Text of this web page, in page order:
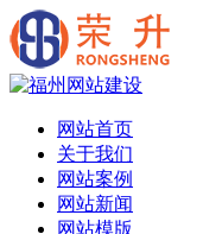
网站首页
关于我们
网站案例
网站新闻
网站模版